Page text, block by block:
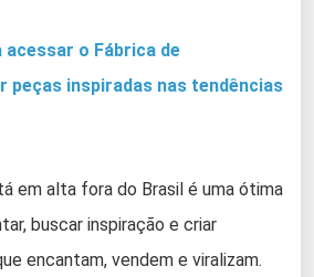
o Fábrica de
peças inspiradas nas tendências
em alta fora do Brasil é uma ótima
buscar inspiração e criar
encantam, vendem e viralizam.